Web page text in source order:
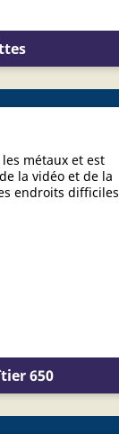
métaux et est
la vidéo et de la
endroits difficiles
650